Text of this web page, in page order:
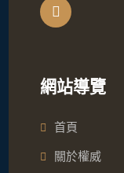
網站導覽
首頁
關於權威